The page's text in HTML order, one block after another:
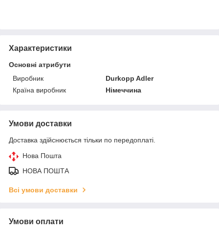
Характеристики
Основні атрибути
Виробник
Durkopp Adler
Країна виробник
Німеччина
Умови доставки
Доставка здійснюється тільки по передоплаті.
Нова Пошта
НОВА ПОШТА
Всі умови доставки
Умови оплати